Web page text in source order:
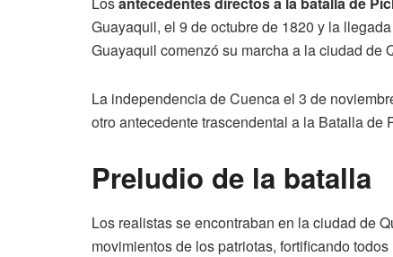
Guayaquil, el 9 de octubre de 1820 y la
Guayaquil comenzó su marcha a la ciudad de
La independencia de Cuenca el 3 de
otro antecedente trascendental a la Batalla de
Preludio de la batalla
Los realistas se encontraban en la ciudad de
movimientos de los patriotas, fortificando